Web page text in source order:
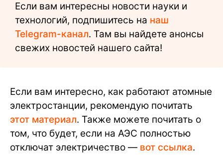
Если вам интересны новости науки и
технологий, подпишитесь на наш
Telegram-канал. Там вы найдете анонсы
свежих новостей нашего сайта!
Если вам интересно, как работают атомные
электростанции, рекомендую почитать
этот материал. Также можете почитать о
том, что будет, если на АЭС полностью
отключат электричество — вот ссылка.